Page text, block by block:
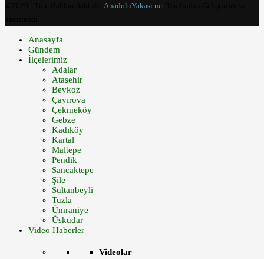
AnadoluYakasi.net
Anasayfa
Gündem
İlçelerimiz
Adalar
Ataşehir
Beykoz
Çayırova
Çekmeköy
Gebze
Kadıköy
Kartal
Maltepe
Pendik
Sancaktepe
Şile
Sultanbeyli
Tuzla
Ümraniye
Üsküdar
Video Haberler
Videolar